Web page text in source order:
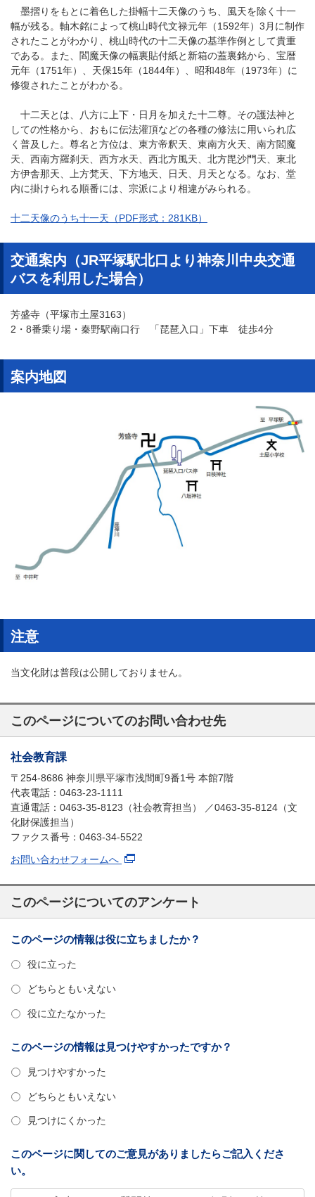
墨摺りをもとに着色した掛幅十二天像のうち、風天を除く十一
幅が残る。軸木銘によって桃山時代文禄元年（1592年）3月に制作
されたことがわかり、桃山時代の十二天像の基準作例として貴重
である。また、閻魔天像の幅裏貼付紙と新箱の蓋裏銘から、宝暦
元年（1751年）、天保15年（1844年）、昭和48年（1973年）に
修復されたことがわかる。
十二天とは、八方に上下・日月を加えた十二尊。その護法神と
しての性格から、おもに伝法灌頂などの各種の修法に用いられ広
く普及した。尊名と方位は、東方帝釈天、東南方火天、南方閻魔
天、西南方羅刹天、西方水天、西北方風天、北方毘沙門天、東北
方伊舎那天、上方梵天、下方地天、日天、月天となる。なお、堂
内に掛けられる順番には、宗派により相違がみられる。
十二天像のうち十一天（PDF形式：281KB）
交通案内（JR平塚駅北口より神奈川中央交通
バスを利用した場合）
芳盛寺（平塚市土屋3163）
2・8番乗り場・秦野駅南口行 「琵琶入口」下車 徒歩4分
案内地図
注意
当文化財は普段は公開しておりません。
このページについてのお問い合わせ先
社会教育課
〒254-8686 神奈川県平塚市浅間町9番1号 本館7階
代表電話：0463-23-1111
直通電話：0463-35-8123（社会教育担当） ／0463-35-8124（文
化財保護担当）
ファクス番号：0463-34-5522
お問い合わせフォームへ
このページについてのアンケート
このページの情報は役に立ちましたか？
役に立った
どちらともいえない
役に立たなかった
このページの情報は見つけやすかったですか？
見つけやすかった
どちらともいえない
見つけにくかった
このページに関してのご意見がありましたらご記入くださ
い。